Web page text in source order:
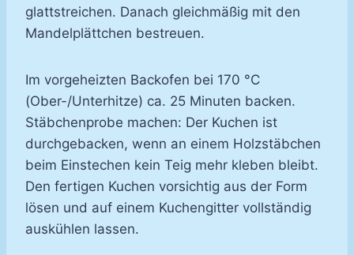
glattstreichen. Danach gleichmäßig mit den
Mandelplättchen bestreuen.
Im vorgeheizten Backofen bei 170 °C
(Ober-/Unterhitze) ca. 25 Minuten backen.
Stäbchenprobe machen: Der Kuchen ist
durchgebacken, wenn an einem Holzstäbchen
beim Einstechen kein Teig mehr kleben bleibt.
Den fertigen Kuchen vorsichtig aus der Form
lösen und auf einem Kuchengitter vollständig
auskühlen lassen.